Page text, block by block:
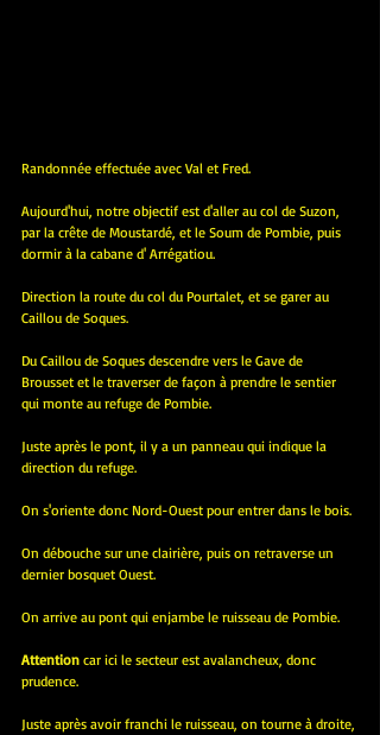
Randonnée effectuée avec Val et Fred.
Aujourd'hui, notre objectif est d'aller au col de Suzon,
par la crête de Moustardé, et le Soum de Pombie, puis
dormir à la cabane d' Arrégatiou.
Direction la route du col du Pourtalet, et se garer au
Caillou de Soques.
Du Caillou de Soques descendre vers le Gave de
Brousset et le traverser de façon à prendre le sentier
qui monte au refuge de Pombie.
Juste après le pont, il y a un panneau qui indique la
direction du refuge.
On s'oriente donc Nord-Ouest pour entrer dans le bois.
On débouche sur une clairière, puis on retraverse un
dernier bosquet Ouest.
On arrive au pont qui enjambe le ruisseau de Pombie.
Attention car ici le secteur est avalancheux, donc
prudence.
Juste après avoir franchi le ruisseau, on tourne à droite,